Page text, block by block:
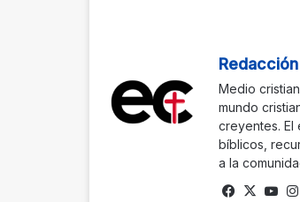
Medio
mundo
creyentes. El
bíblicos,
a la
Fa
X
Yo